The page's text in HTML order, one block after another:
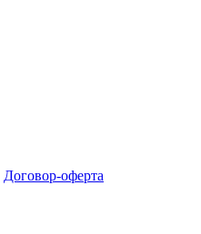
Договор-оферта